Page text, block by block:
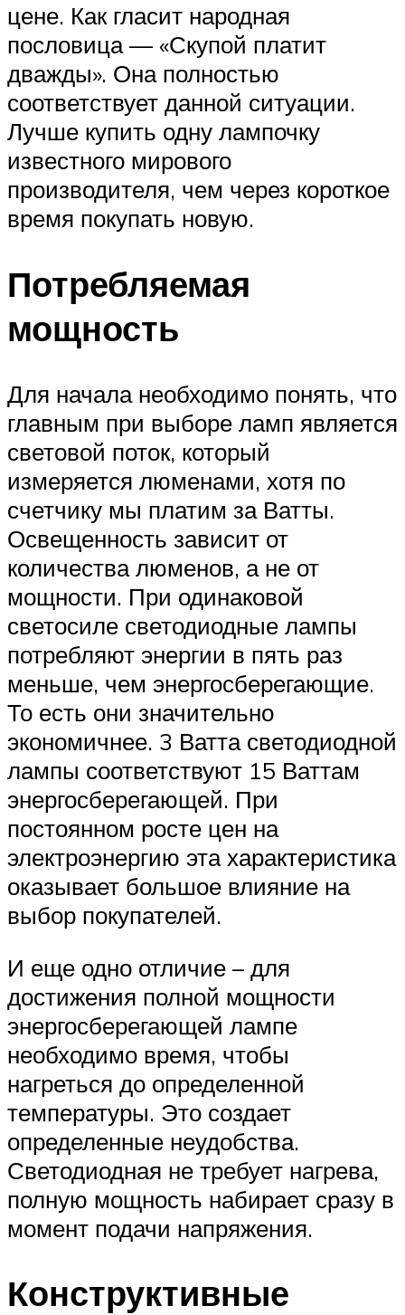
цене. Как гласит народная
пословица — «Скупой платит
дважды». Она полностью
соответствует данной ситуации.
Лучше купить одну лампочку
известного мирового
производителя, чем через короткое
время покупать новую.
Потребляемая
мощность
Для начала необходимо понять, что
главным при выборе ламп является
световой поток, который
измеряется люменами, хотя по
счетчику мы платим за Ватты.
Освещенность зависит от
количества люменов, а не от
мощности. При одинаковой
светосиле светодиодные лампы
потребляют энергии в пять раз
меньше, чем энергосберегающие.
То есть они значительно
экономичнее. 3 Ватта светодиодной
лампы соответствуют 15 Ваттам
энергосберегающей. При
постоянном росте цен на
электроэнергию эта характеристика
оказывает большое влияние на
выбор покупателей.
И еще одно отличие – для
достижения полной мощности
энергосберегающей лампе
необходимо время, чтобы
нагреться до определенной
температуры. Это создает
определенные неудобства.
Светодиодная не требует нагрева,
полную мощность набирает сразу в
момент подачи напряжения.
Конструктивные